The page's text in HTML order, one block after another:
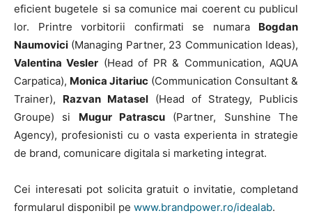
eficient bugetele si sa comunice mai coerent cu publicul
lor. Printre vorbitorii confirmati se numara Bogdan
Naumovici (Managing Partner, 23 Communication Ideas),
Valentina Vesler (Head of PR & Communication, AQUA
Carpatica), Monica Jitariuc (Communication Consultant &
Trainer), Razvan Matasel (Head of Strategy, Publicis
Groupe) si Mugur Patrascu (Partner, Sunshine The
Agency), profesionisti cu o vasta experienta in strategie
de brand, comunicare digitala si marketing integrat.
Cei interesati pot solicita gratuit o invitatie, completand
formularul disponibil pe www.brandpower.ro/idealab.